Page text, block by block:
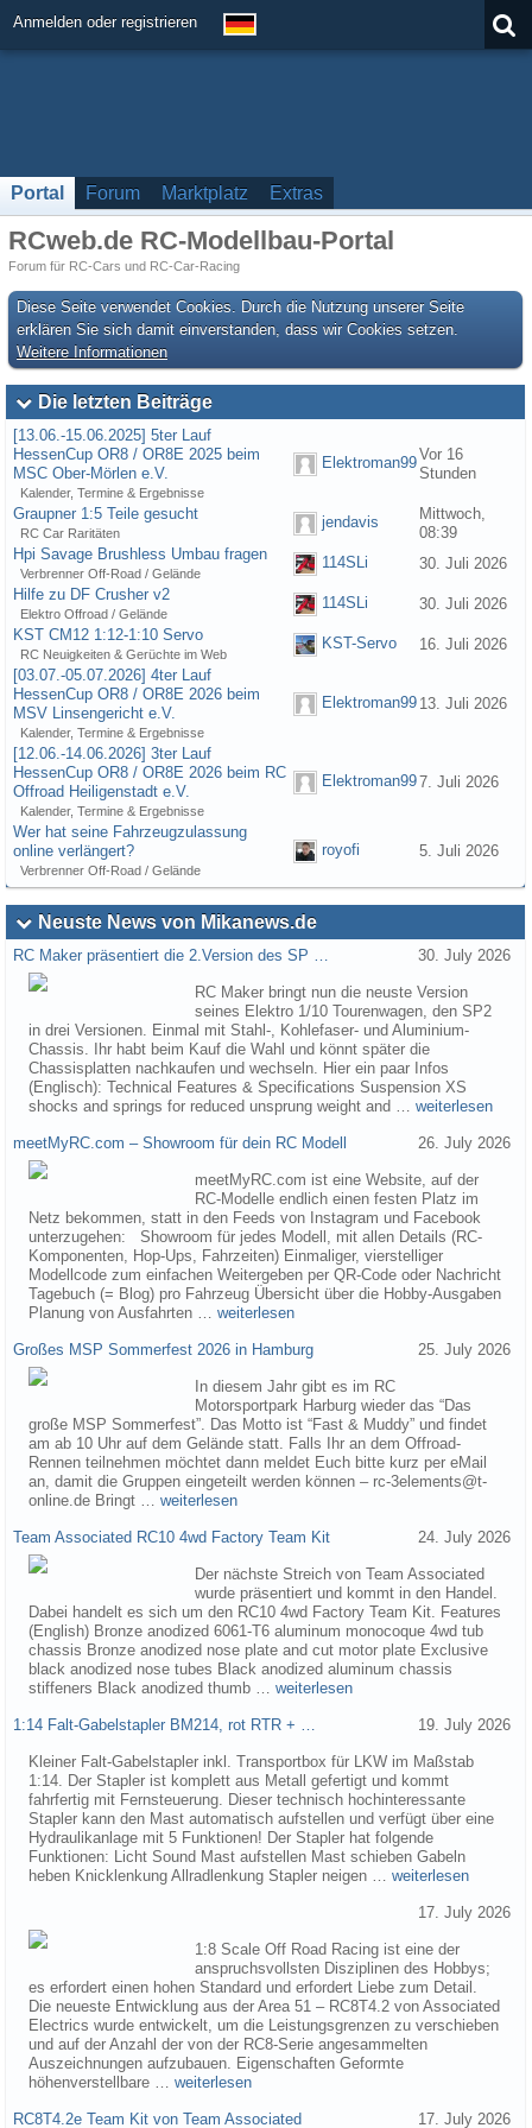
Anmelden oder registrieren
Portal Forum Marktplatz Extras
RCweb.de RC-Modellbau-Portal
Forum für RC-Cars und RC-Car-Racing
Diese Seite verwendet Cookies. Durch die Nutzung unserer Seite
erklären Sie sich damit einverstanden, dass wir Cookies setzen.
Weitere Informationen
Die letzten Beiträge
[13.06.-15.06.2025] 5ter Lauf
HessenCup OR8 / OR8E 2025 beim
MSC Ober-Mörlen e.V.
Kalender, Termine & Ergebnisse
Elektroman99Vor 16
Stunden
Graupner 1:5 Teile gesucht
RC Car Raritäten
jendavis
Mittwoch,
08:39
Hpi Savage Brushless Umbau fragen
Verbrenner Off-Road / Gelände
114SLi
30. Juli 2026
Hilfe zu DF Crusher v2
Elektro Offroad / Gelände
114SLi
30. Juli 2026
KST CM12 1:12-1:10 Servo
RC Neuigkeiten & Gerüchte im Web
KST-Servo
16. Juli 2026
[03.07.-05.07.2026] 4ter Lauf
HessenCup OR8 / OR8E 2026 beim
MSV Linsengericht e.V.
Kalender, Termine & Ergebnisse
Elektroman99 13. Juli 2026
[12.06.-14.06.2026] 3ter Lauf
HessenCup OR8 / OR8E 2026 beim RC
Offroad Heiligenstadt e.V.
Kalender, Termine & Ergebnisse
Elektroman997. Juli 2026
Wer hat seine Fahrzeugzulassung
online verlängert?
Verbrenner Off-Road / Gelände
royofi 5. Juli 2026
Neuste News von Mikanews.de
RC Maker präsentiert die 2.Version des SP … 30. July 2026
RC Maker bringt nun die neuste Version
seines Elektro 1/10 Tourenwagen, den SP2
in drei Versionen. Einmal mit Stahl-, Kohlefaser- und Aluminium-
Chassis. Ihr habt beim Kauf die Wahl und könnt später die
Chassisplatten nachkaufen und wechseln. Hier ein paar Infos
(Englisch): Technical Features & Specifications Suspension XS
shocks and springs for reduced unsprung weight and … weiterlesen
meetMyRC.com – Showroom für dein RC Modell 26. July 2026
meetMyRC.com ist eine Website, auf der
RC-Modelle endlich einen festen Platz im
Netz bekommen, statt in den Feeds von Instagram und Facebook
unterzugehen: Showroom für jedes Modell, mit allen Details (RC-
Komponenten, Hop-Ups, Fahrzeiten) Einmaliger, vierstelliger
Modellcode zum einfachen Weitergeben per QR-Code oder Nachricht
Tagebuch (= Blog) pro Fahrzeug Übersicht über die Hobby-Ausgaben
Planung von Ausfahrten … weiterlesen
Großes MSP Sommerfest 2026 in Hamburg 25. July 2026
In diesem Jahr gibt es im RC
Motorsportpark Harburg wieder das “Das
große MSP Sommerfest”. Das Motto ist “Fast & Muddy” und findet
am ab 10 Uhr auf dem Gelände statt. Falls Ihr an dem Offroad-
Rennen teilnehmen möchtet dann meldet Euch bitte kurz per eMail
an, damit die Gruppen eingeteilt werden können – rc-3elements@t-
online.de Bringt … weiterlesen
Team Associated RC10 4wd Factory Team Kit 24. July 2026
Der nächste Streich von Team Associated
wurde präsentiert und kommt in den Handel.
Dabei handelt es sich um den RC10 4wd Factory Team Kit. Features
(English) Bronze anodized 6061-T6 aluminum monocoque 4wd tub
chassis Bronze anodized nose plate and cut motor plate Exclusive
black anodized nose tubes Black anodized aluminum chassis
stiffeners Black anodized thumb … weiterlesen
1:14 Falt-Gabelstapler BM214, rot RTR + … 19. July 2026
Kleiner Falt-Gabelstapler inkl. Transportbox für LKW im Maßstab
1:14. Der Stapler ist komplett aus Metall gefertigt und kommt
fahrfertig mit Fernsteuerung. Dieser technisch hochinteressante
Stapler kann den Mast automatisch aufstellen und verfügt über eine
Hydraulikanlage mit 5 Funktionen! Der Stapler hat folgende
Funktionen: Licht Sound Mast aufstellen Mast schieben Gabeln
heben Knicklenkung Allradlenkung Stapler neigen … weiterlesen
17. July 2026
1:8 Scale Off Road Racing ist eine der
anspruchsvollsten Disziplinen des Hobbys;
es erfordert einen hohen Standard und erfordert Liebe zum Detail.
Die neueste Entwicklung aus der Area 51 – RC8T4.2 von Associated
Electrics wurde entwickelt, um die Leistungsgrenzen zu verschieben
und auf der Anzahl der von der RC8-Serie angesammelten
Auszeichnungen aufzubauen. Eigenschaften Geformte
höhenverstellbare … weiterlesen
RC8T4.2e Team Kit von Team Associated 17. July 2026